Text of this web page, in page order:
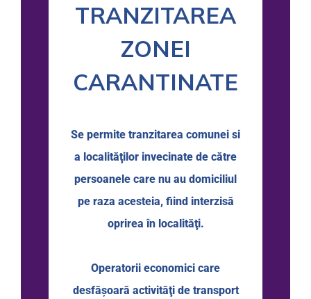
TRANZITAREA
ZONEI
CARANTINATE
Se permite tranzitarea comunei si
a localităţilor invecinate de către
persoanele care nu au domiciliul
pe raza acesteia, fiind interzisă
oprirea în localităţi.
Operatorii economici care
desfășoară activităţi de transport